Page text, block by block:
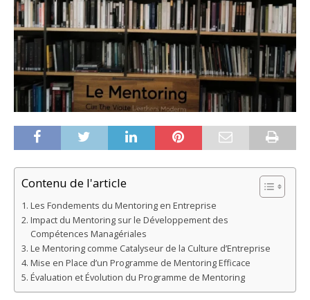
Contenu de l'article
Les Fondements du Mentoring en Entreprise
Impact du Mentoring sur le Développement des
Compétences Managériales
Le Mentoring comme Catalyseur de la Culture d’Entreprise
Mise en Place d’un Programme de Mentoring Efficace
Évaluation et Évolution du Programme de Mentoring